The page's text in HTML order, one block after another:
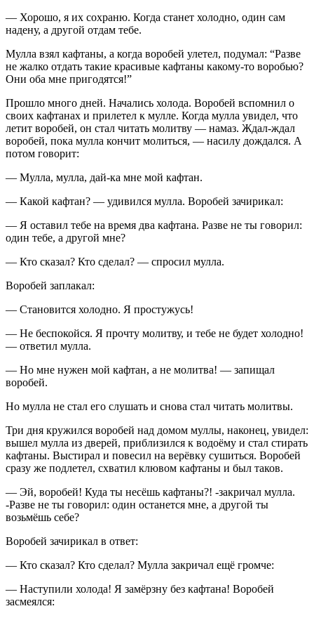
— Хорошо, я их сохраню. Когда станет холодно, один сам
надену, а другой отдам тебе.
Мулла взял кафтаны, а когда воробей улетел, подумал: “Разве
не жалко отдать такие красивые кафтаны какому-то воробью?
Они оба мне пригодятся!”
Прошло много дней. Начались холода. Воробей вспомнил о
своих кафтанах и прилетел к мулле. Когда мулла увидел, что
летит воробей, он стал читать молитву — намаз. Ждал-ждал
воробей, пока мулла кончит молиться, — насилу дождался. А
потом говорит:
— Мулла, мулла, дай-ка мне мой кафтан.
— Какой кафтан? — удивился мулла. Воробей зачирикал:
— Я оставил тебе на время два кафтана. Разве не ты говорил:
один тебе, а другой мне?
— Кто сказал? Кто сделал? — спросил мулла.
Воробей заплакал:
— Становится холодно. Я простужусь!
— Не беспокойся. Я прочту молитву, и тебе не будет холодно!
— ответил мулла.
— Но мне нужен мой кафтан, а не молитва! — запищал
воробей.
Но мулла не стал его слушать и снова стал читать молитвы.
Три дня кружился воробей над домом муллы, наконец, увидел:
вышел мулла из дверей, приблизился к водоёму и стал стирать
кафтаны. Выстирал и повесил на верёвку сушиться. Воробей
сразу же подлетел, схватил клювом кафтаны и был таков.
— Эй, воробей! Куда ты несёшь кафтаны?! -закричал мулла.
-Разве не ты говорил: один останется мне, а другой ты
возьмёшь себе?
Воробей зачирикал в ответ:
— Кто сказал? Кто сделал? Мулла закричал ещё громче:
— Наступили холода! Я замёрзну без кафтана! Воробей
засмеялся: